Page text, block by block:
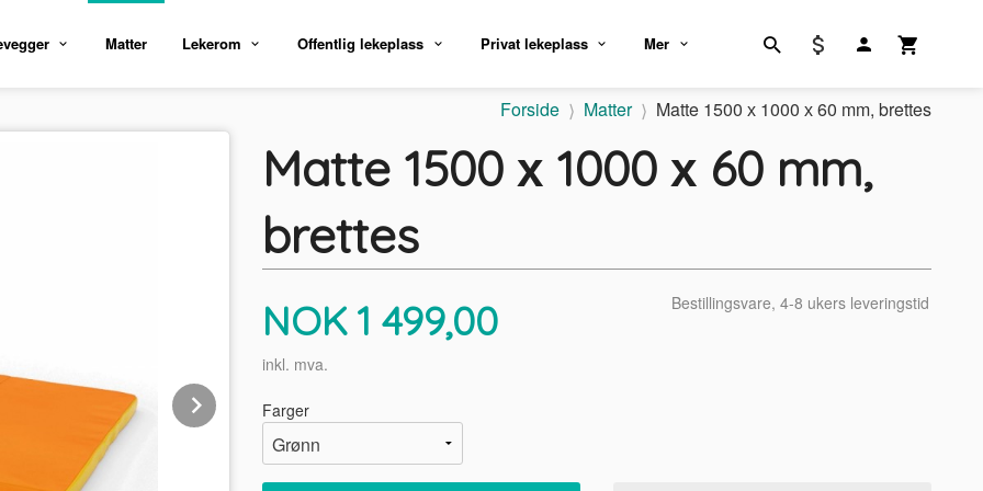
Matter Lekerom Offentlig lekeplass Privat lekeplass Mer
Forside Matter Matte 1500 х 1000 х 60 mm, brettes
Next
Matte 1500 х 1000 х 60 mm,
brettes
Pris
NOK 1 499,00
inkl. mva.
Bestillingsvare, 4-8 ukers leveringstid
Farger